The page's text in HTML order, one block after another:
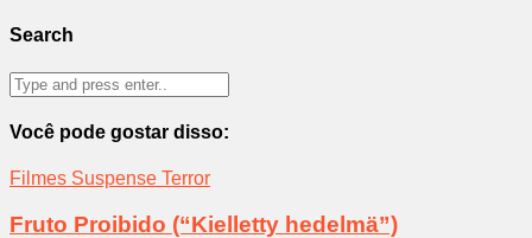
Search
Você pode gostar disso:
Filmes Suspense Terror
Fruto Proibido (“Kielletty hedelmä”)